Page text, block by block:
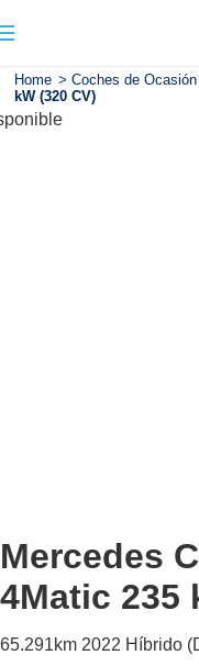
Home > Coches de Ocasión
kW (320 CV)
Mercedes
4Matic 235
65.291km 2022 Híbrido